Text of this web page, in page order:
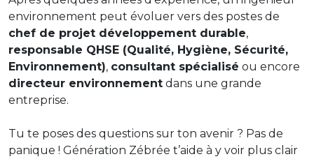
environnement peut évoluer vers des postes de
chef de projet développement durable,
responsable QHSE (Qualité, Hygiène, Sécurité,
Environnement), consultant spécialisé ou encore
directeur environnement dans une grande
entreprise.
Tu te poses des questions sur ton avenir ? Pas de
panique ! Génération Zébrée t’aide à y voir plus clair